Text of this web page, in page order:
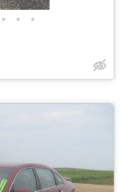
• • •